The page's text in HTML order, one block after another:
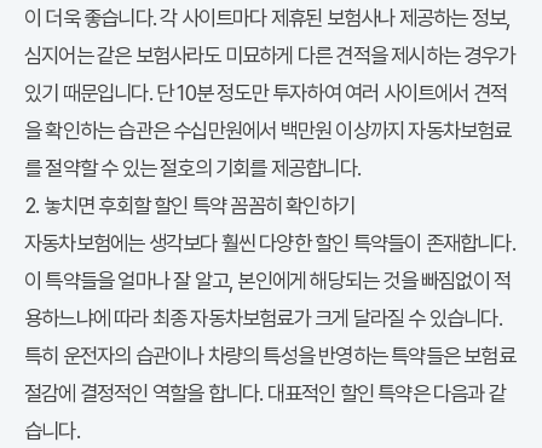
이 더욱 좋습니다. 각 사이트마다 제휴된 보험사나 제공하는 정보,
심지어는 같은 보험사라도 미묘하게 다른 견적을 제시하는 경우가
있기 때문입니다. 단 10분 정도만 투자하여 여러 사이트에서 견적
을 확인하는 습관은 수십만원에서 백만원 이상까지자동차보험료
를 절약할 수 있는 절호의 기회를 제공합니다.
2. 놓치면 후회할 할인 특약 꼼꼼히 확인하기
자동차보험에는 생각보다 훨씬 다양한 할인 특약들이 존재합니다.
이 특약들을 얼마나 잘 알고, 본인에게 해당되는 것을 빠짐없이 적
용하느냐에 따라 최종자동차보험료가 크게 달라질 수 있습니다.
특히 운전자의 습관이나 차량의 특성을 반영하는 특약들은 보험료
절감에 결정적인 역할을 합니다. 대표적인 할인 특약은 다음과 같
습니다.